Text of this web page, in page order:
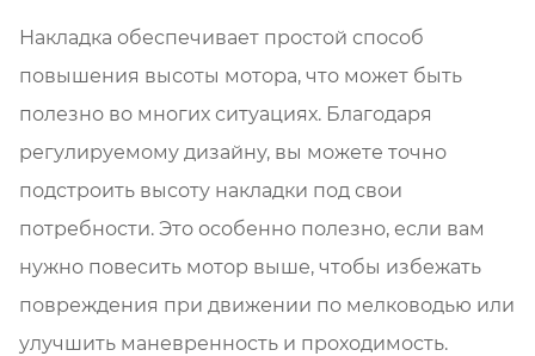
Накладка обеспечивает простой способ
повышения высоты мотора, что может быть
полезно во многих ситуациях. Благодаря
регулируемому дизайну, вы можете точно
подстроить высоту накладки под свои
потребности. Это особенно полезно, если вам
нужно повесить мотор выше, чтобы избежать
повреждения при движении по мелководью или
улучшить маневренность и проходимость.